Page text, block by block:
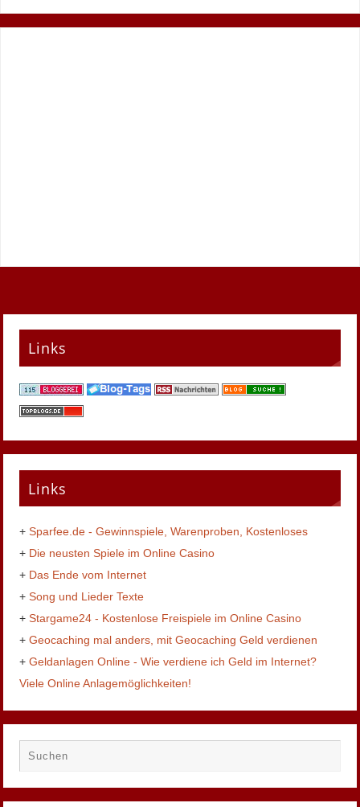
Links
Links
+Sparfee.de - Gewinnspiele, Warenproben, Kostenloses
+ Die neusten Spiele im Online Casino
+ Das Ende vom Internet
+Song und Lieder Texte
+Stargame24 - Kostenlose Freispiele im Online Casino
+Geocaching mal anders, mit Geocaching Geld verdienen
+Geldanlagen Online - Wie verdiene ich Geld im Internet?
Viele Online Anlagemöglichkeiten!